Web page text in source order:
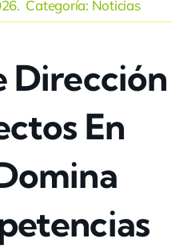
. Categoría: Noticias
Dirección
En